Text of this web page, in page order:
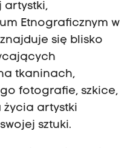
artystki,
Etnograficznym w
się blisko
tkaninach,
fotografie, szkice,
życia artystki
sztuki.